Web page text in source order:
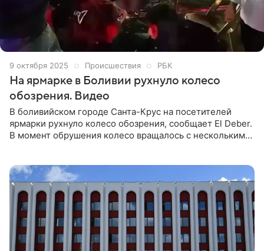
9 октября 2025 Происшествия РБК
На ярмарке в Боливии рухнуло колесо
обозрения. Видео
В боливийском городе Санта-Крус на посетителей
ярмарки рухнуло колесо обозрения, сообщает El Deber.
В момент обрушения колесо вращалось с несколькими
может быть больше. Фельдшер Жан Нагера из частной
службы скорой помощи рассказал Red Uno, что ранения
получили по меньшей мере 45 человек.